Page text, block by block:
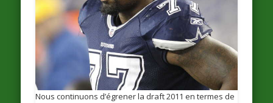
Nous continuons d’égrener la draft 2011 en termes de